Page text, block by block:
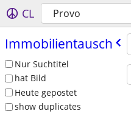
CL Provo
Immobilientausch
Nur Suchtitel
hat Bild
Heute gepostet
show duplicates